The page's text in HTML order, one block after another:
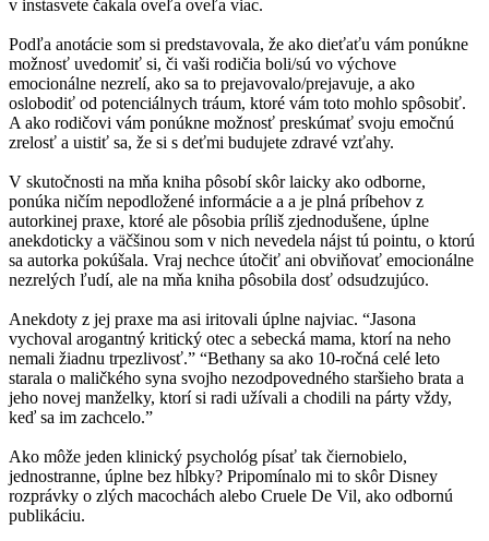
v instasvete čakala oveľa oveľa viac.
Podľa anotácie som si predstavovala, že ako dieťaťu vám ponúkne
možnosť uvedomiť si, či vaši rodičia boli/sú vo výchove
emocionálne nezrelí, ako sa to prejavovalo/prejavuje, a ako
oslobodiť od potenciálnych tráum, ktoré vám toto mohlo spôsobiť.
A ako rodičovi vám ponúkne možnosť preskúmať svoju emočnú
zrelosť a uistiť sa, že si s deťmi budujete zdravé vzťahy.
V skutočnosti na mňa kniha pôsobí skôr laicky ako odborne,
ponúka ničím nepodložené informácie a a je plná príbehov z
autorkinej praxe, ktoré ale pôsobia príliš zjednodušene, úplne
anekdoticky a väčšinou som v nich nevedela nájst tú pointu, o ktorú
sa autorka pokúšala. Vraj nechce útočiť ani obviňovať emocionálne
nezrelých ľudí, ale na mňa kniha pôsobila dosť odsudzujúco.
Anekdoty z jej praxe ma asi iritovali úplne najviac. “Jasona
vychoval arogantný kritický otec a sebecká mama, ktorí na neho
nemali žiadnu trpezlivosť.” “Bethany sa ako 10-ročná celé leto
starala o maličkého syna svojho nezodpovedného staršieho brata a
jeho novej manželky, ktorí si radi užívali a chodili na párty vždy,
keď sa im zachcelo.”
Ako môže jeden klinický psychológ písať tak čiernobielo,
jednostranne, úplne bez hĺbky? Pripomínalo mi to skôr Disney
rozprávky o zlých macochách alebo Cruele De Vil, ako odbornú
publikáciu.